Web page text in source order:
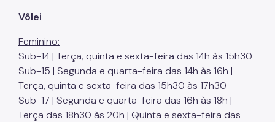
Vôlei
Feminino:
Sub-14 | Terça, quinta e sexta-feira das 14h às 15h30
Sub-15 | Segunda e quarta-feira das 14h às 16h |
Terça, quinta e sexta-feira das 15h30 às 17h30
Sub-17 | Segunda e quarta-feira das 16h às 18h |
Terça das 18h30 às 20h | Quinta e sexta-feira das